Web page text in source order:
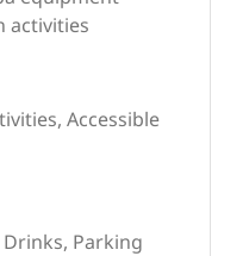
activities
Accessible
Drinks, Parking